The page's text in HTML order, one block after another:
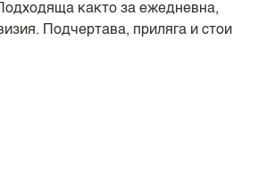
както за ежедневна,
Подчертава, приляга и стои